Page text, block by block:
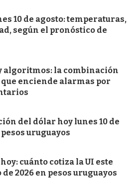
10 de agosto: temperaturas,
según el pronóstico de
algoritmos: la combinación
enciende alarmas por
del dólar hoy lunes 10 de
uruguayos
cuánto cotiza la UI este
de 2026 en pesos uruguayos